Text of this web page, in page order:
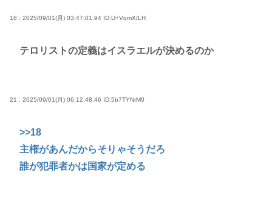
18 : 2025/09/01(月) 03:47:01.94 ID:U+VqmX/LH
テロリストの定義はイスラエルが決めるのか
21 : 2025/09/01(月) 06:12:48.46 ID:5b7TYNrM0
>>18
主権があんだからそりゃそうだろ
誰が犯罪者かは国家が定める